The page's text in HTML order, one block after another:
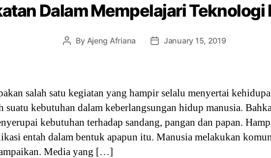
Dalam Mempelajari
Post
By Ajeng Afriana
PostJanuary 15, 2019
salah satu kegiatan yang hampir selalu menyertai
suatu kebutuhan dalam keberlangsungan hidup manusia.
kebutuhan terhadap sandang, pangan dan papan.
entah dalam bentuk apapun itu. Manusia melakukan
Media yang […]